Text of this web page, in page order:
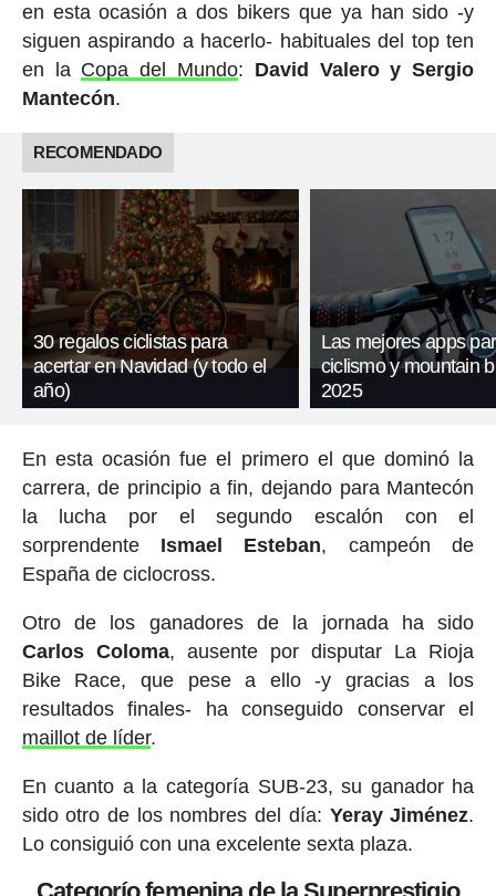
en esta ocasión a dos bikers que ya han sido -y
siguen aspirando a hacerlo- habituales del top ten
en la Copa del Mundo: David Valero y Sergio
Mantecón.
RECOMENDADO
30 regalos ciclistas para
acertar en Navidad (y todo el
año)
Las mejores apps
ciclismo y mountain
2025
En esta ocasión fue el primero el que dominó la
carrera, de principio a fin, dejando para Mantecón
la lucha por el segundo escalón con el
sorprendente Ismael Esteban, campeón de
España de ciclocross.
Otro de los ganadores de la jornada ha sido
Carlos Coloma, ausente por disputar La Rioja
Bike Race, que pese a ello -y gracias a los
resultados finales- ha conseguido conservar el
maillot de líder.
En cuanto a la categoría SUB-23, su ganador ha
sido otro de los nombres del día: Yeray Jiménez.
Lo consiguió con una excelente sexta plaza.